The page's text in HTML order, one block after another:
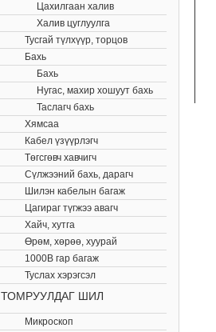
Цахилгаан халив
Халив цуглуулга
Тусгай түлхүүр, торцов
Бахь
Бахь
Нугас, махир хошуут бахь
Таслагч бахь
Хямсаа
Кабел үзүүрлэгч
Төгсгөвч хавчигч
Сүлжээний бахь, дарагч
Шилэн кабелын багаж
Цагираг түгжээ авагч
Хайч, хутга
Өрөм, хөрөө, хуурай
1000В гар багаж
Туслах хэрэгсэл
ТОМРУУЛДАГ ШИЛ
Микроскоп